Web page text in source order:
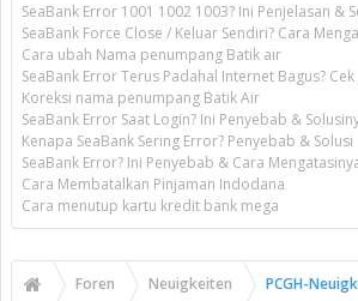
SeaBank Error 1001 1002 1003? Ini Penjelasan &
SeaBank Force Close / Keluar Sendiri? Cara
Cara ubah Nama penumpang Batik air
SeaBank Error Terus Padahal Internet Bagus? Cek
Koreksi nama penumpang Batik Air
SeaBank Error Saat Login? Ini Penyebab &
Kenapa SeaBank Sering Error? Penyebab & Solusi
SeaBank Error? Ini Penyebab & Cara
Cara Membatalkan Pinjaman Indodana
Cara menutup kartu kredit bank mega
Foren Neuigkeiten PCGH-